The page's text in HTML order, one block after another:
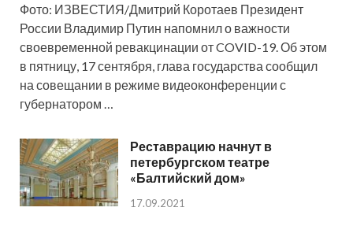
Фото: ИЗВЕСТИЯ/Дмитрий Коротаев Президент
России Владимир Путин напомнил о важности
своевременной ревакцинации от COVID-19. Об этом
в пятницу, 17 сентября, глава государства сообщил
на совещании в режиме видеоконференции с
губернатором …
Реставрацию начнут в
петербургском театре
«Балтийский дом»
17.09.2021